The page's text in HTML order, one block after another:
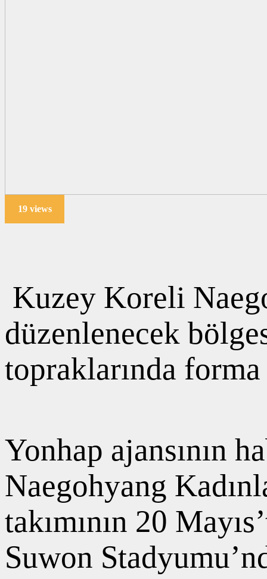
19 views
Kuzey Koreli
düzenlenecek
topraklarında
Yonhap ajansının
Naegohyang
takımının 20
Suwon